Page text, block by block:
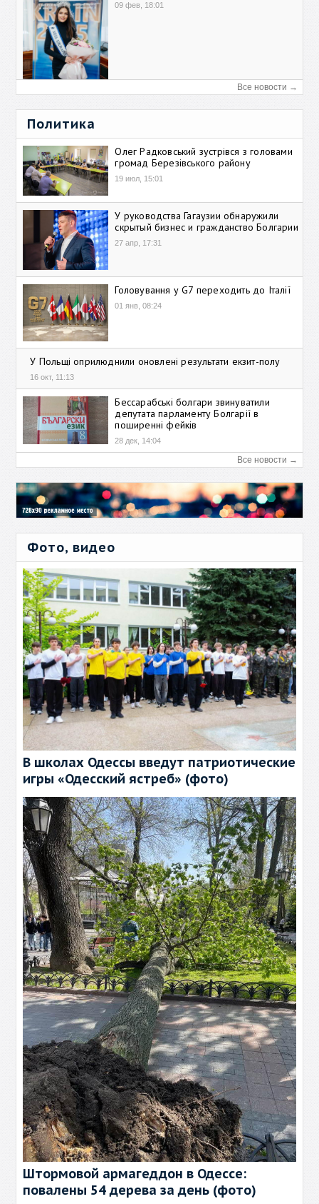
09 фев, 18:01
Все новости →
Политика
Олег Радковський зустрівся з головами
громад Березівського району
19 июл, 15:01
У руководства Гагаузии обнаружили
скрытый бизнес и гражданство Болгарии
27 апр, 17:31
Головування у G7 переходить до Італії
01 янв, 08:24
У Польщі оприлюднили оновлені результати екзит-полу
16 окт, 11:13
Бессарабські болгари звинуватили
депутата парламенту Болгарії в
поширенні фейків
28 дек, 14:04
Все новости →
Фото, видео
В школах Одессы введут патриотические
игры «Одесский ястреб» (фото)
Штормовой армагеддон в Одессе:
повалены 54 дерева за день (фото)